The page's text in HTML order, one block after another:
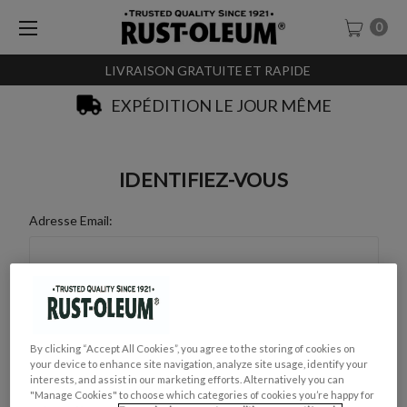
LIVRAISON GRATUITE ET RAPIDE
0
EXPÉDITION LE JOUR MÊME
IDENTIFIEZ-VOUS
Adresse Email:
Mot de Passe :
By clicking “Accept All Cookies”, you agree to the storing of cookies on
your device to enhance site navigation, analyze site usage, identify your
interests, and assist in our marketing efforts. Alternatively you can
"Manage Cookies" to choose which categories of cookies you’re happy for